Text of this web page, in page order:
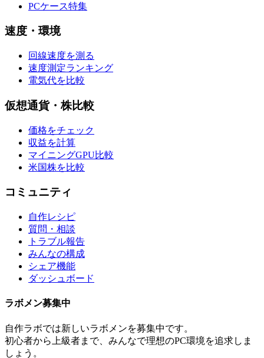
PCケース特集
速度・環境
回線速度を測る
速度測定ランキング
電気代を比較
仮想通貨・株比較
価格をチェック
収益を計算
マイニングGPU比較
米国株を比較
コミュニティ
自作レシピ
質問・相談
トラブル報告
みんなの構成
シェア機能
ダッシュボード
ラボメン募集中
自作ラボでは新しいラボメンを募集中です。
初心者から上級者まで、みんなで理想のPC環境を追求しま
しょう。